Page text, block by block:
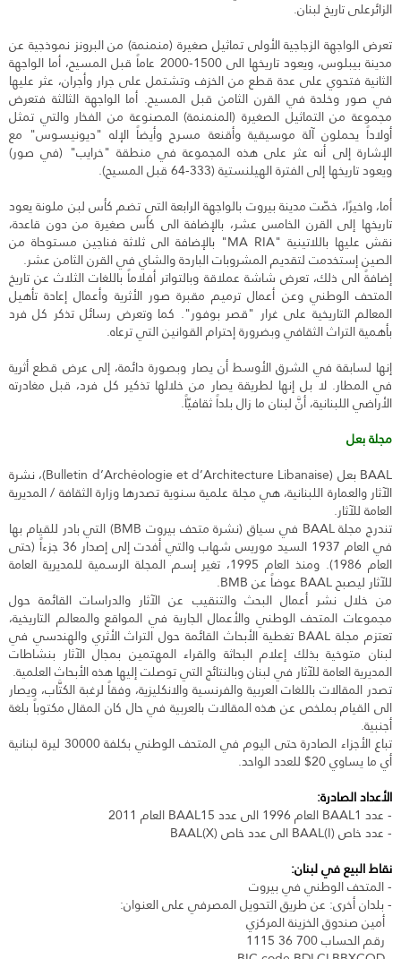
الزائرعلى تاريخ لبنان.
تعرض الواجهة الزجاجية الأولى تماثيل صغيرة (منمنمة) من البرونز نموذجية عن
مدينة بيبلوس، ويعود تاريخها الى 1500-2000 عاماً قبل المسيح، أما الواجهة
الثانية فتحوي على عدة قطع من الخزف وتشتمل على جرار وأجران، عثر عليها
في صور وخلدة في القرن الثامن قبل المسيح. أما الواجهة الثالثة فتعرض
مجموعة من التماثيل الصغيرة (المنمنمة) المصنوعة من الفخار والتي تمثل
أولاداً يحملون آلة موسيقية وأقنعة مسرح وأيضاً الإله "ديونيسوس" مع
الإشارة إلى أنه عثر على هذه المجموعة في منطقة "خرايب" (في صور)
ويعود تاريخها إلى الفترة الهيلنستية (333-64 قبل المسيح).
أما، واخيرًا، خصّت مدينة بيروت بالواجهة الرابعة التي تضم كأس لبن ملونة يعود
تاريخها إلى القرن الخامس عشر، بالإضافة الى كأس صغيرة من دون قاعدة،
نقش عليها باللاتينية "MA RIA" بالإضافة الى ثلاثة فناجين مستوحاة من
الصين إستخدمت لتقديم المشروبات الباردة والشاي في القرن الثامن عشر.
إضافةً الى ذلك، تعرض شاشة عملاقة وبالتواتر أفلاماً باللغات الثلاث عن تاريخ
المتحف الوطني وعن أعمال ترميم مقبرة صور الأثرية وأعمال إعادة تأهيل
المعالم التاريخية على غرار "قصر بوفور". كما وتعرض رسائل تذكر كل فرد
بأهمية التراث الثقافي وبضرورة إحترام القوانين التي ترعاه.
إنها لسابقة في الشرق الأوسط أن يصار وبصورة دائمة، إلى عرض قطع أثرية
في المطار. لا بل إنها لطريقة يصار من خلالها تذكير كل فرد، قبل مغادرته
الأراضي اللبنانية، أنَّ لبنان ما زال بلداً ثقافيّاً.
مجلة بعل
BAAL بعل (Bulletin d’Archéologie et d’Architecture Libanaise)، نشرة
الآثار والعمارة اللبنانية، هي مجلة علمية سنوية تصدرها وزارة الثقافة / المديرية
العامة للآثار.
تندرج مجلة BAAL في سياق (نشرة متحف بيروت BMB) التي بادر للقيام بها
في العام 1937 السيد موريس شهاب والتي أفدت إلى إصدار 36 جزءاً (حتى
العام 1986). ومنذ العام 1995، تغير إسم المجلة الرسمية للمديرية العامة
للآثار ليصبح BAAL عوضاً عن BMB.
من خلال نشر أعمال البحث والتنقيب عن الآثار والدراسات القائمة حول
مجموعات المتحف الوطني والأعمال الجارية في المواقع والمعالم التاريخية،
تعتزم مجلة BAAL تغطية الأبحاث القائمة حول التراث الأثري والهندسي في
لبنان متوخية بذلك إعلام البحاثة والقراء المهتمين بمجال الآثار بنشاطات
المديرية العامة للآثار في لبنان وبالنتائج التي توصلت إليها هذه الأبحاث العلمية.
تصدر المقالات باللغات العربية والفرنسية والانكليزية، وفقاً لرغبة الكتَّاب، ويصار
الى القيام بملخص عن هذه المقالات بالعربية في حال كان المقال مكتوباً بلغة
أجنبية.
تباع الأجزاء الصادرة حتى اليوم في المتحف الوطني بكلفة 30000 ليرة لبنانية
أي ما يساوي 20$ للعدد الواحد.
الأعداد الصادرة:
- عدد BAAL1 العام 1996 الى عدد BAAL15 العام 2011
- عدد خاص (BAAL(I الى عدد خاص (BAAL(X
نقاط البيع في لبنان:
- المتحف الوطني في بيروت
- بلدان أخرى: عن طريق التحويل المصرفي على العنوان:
أمين صندوق الخزينة المركزي
رقم الحساب 700 36 1115